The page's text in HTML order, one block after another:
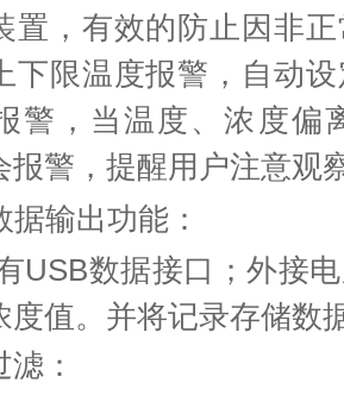
置，有效的防止因非
下限温度报警，自动
警，当温度、浓度偏
报警，提醒用户注意观
据输出功能：
USB数据接口；外接
度值。并将记录存储数
：